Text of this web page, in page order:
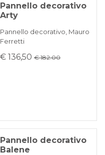
Pannello decorativo
Arty
Pannello decorativo, Mauro
Ferretti
€ 136,50 € 182.00
Pannello decorativo
Balene